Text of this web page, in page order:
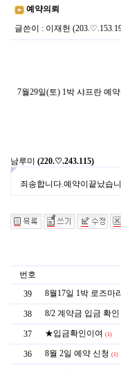
예약의뢰
글쓴이
: 이재헌
7월29일(토) 1박 샤프란 예
남루미 (220.♡.243.115)
죄송합니다.예약이끝났습
번호
39
8월17일 1박 로즈마
38 8/2 계약금 입금 확
37 ★입금확인이여 (1)
36 8월 2일 예약 신청 (1)